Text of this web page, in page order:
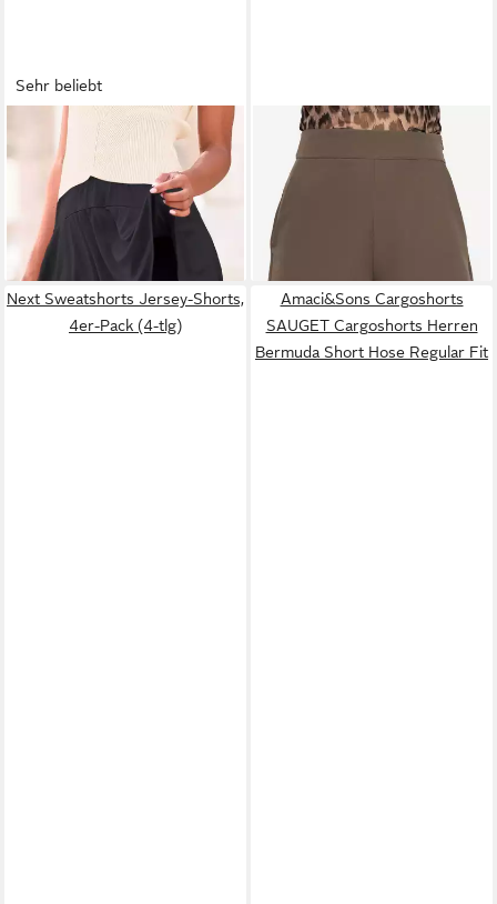
Sehr beliebt
LASCANA
Hosenrock aus
Viskosejersey mit
Gummizugbund kurzer
Jerseyrock, Sommerrock mit
fixierter Shorts, Skort,
Minirock
29,99 € 34,99 €
-14%
SASSYCLASSYShorts
Figurbetonte Shorts Damen
Elegant Sommer Winter High-
Waist kurze Hose mit
seitlichem Reisßverschluss
Taupe Schwarz
49,95 €
Next Sweatshorts Jersey-Shorts,
4er-Pack (4-tlg)
Amaci&Sons Cargoshorts
SAUGET Cargoshorts Herren
Bermuda Short Hose Regular Fit